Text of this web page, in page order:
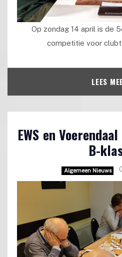
Op zondag 14 april is de
competitie voor
LEES
EWS en
B-
Algemeen Nieuws